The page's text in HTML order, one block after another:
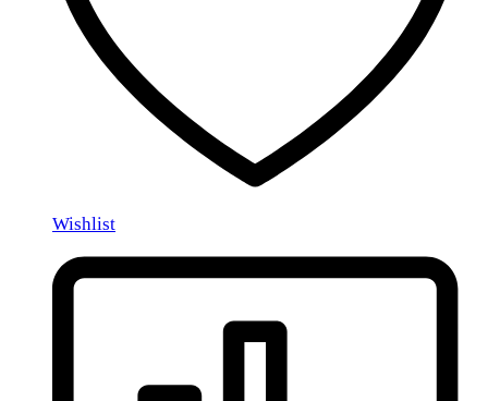
Wishlist